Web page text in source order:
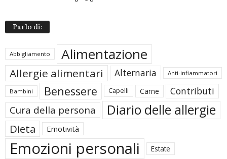
Parlo di:
Abbigliamento Alimentazione
Allergie alimentari Alternaria Anti-infiammatori
Bambini Benessere Capelli Carne Contributi
Cura della persona Diario delle allergie
Dieta Emotività
Emozioni personali Estate